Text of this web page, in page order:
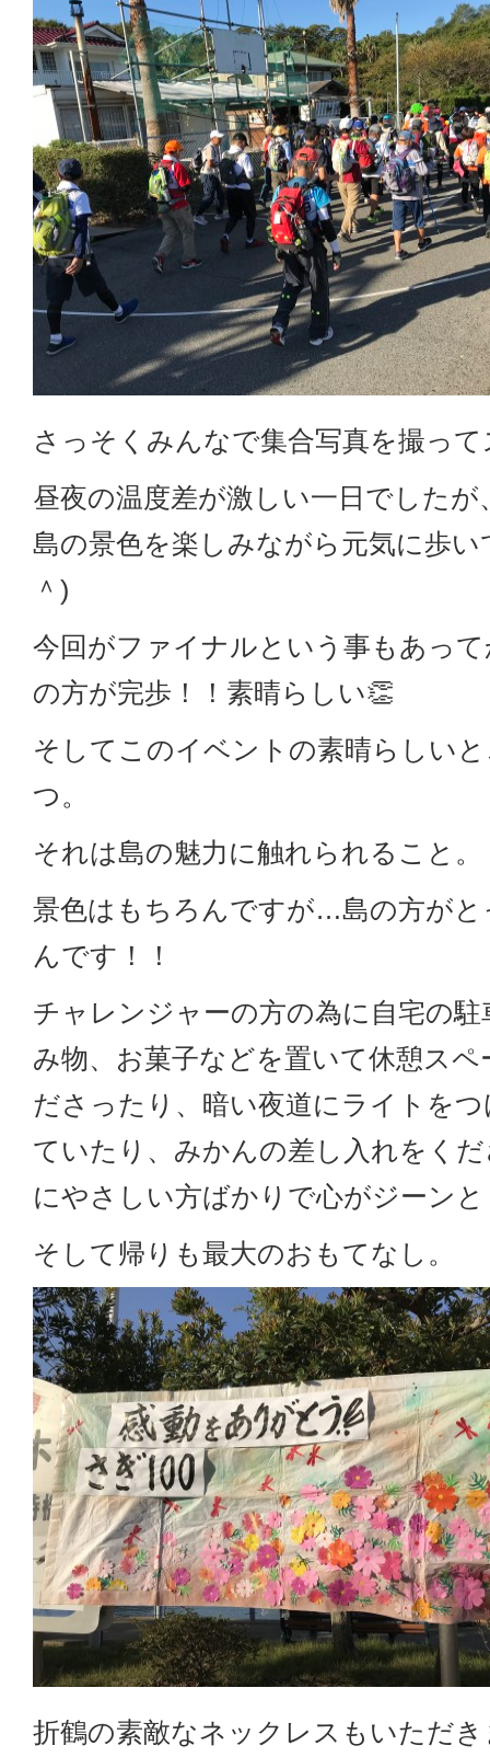
さっそくみんなで集合写真を撮っ
昼夜の温度差が激しい一日でした
島の景色を楽しみながら元気に歩
＾)
今回がファイナルという事もあっ
の方が完歩！！素晴らしい👏
そしてこのイベントの素晴らしい
つ。
それは島の魅力に触れられること。
景色はもちろんですが…島の方がと
んです！！
チャレンジャーの方の為に自宅の駐
み物、お菓子などを置いて休憩ス
ださったり、暗い夜道にライトを
ていたり、みかんの差し入れをく
にやさしい方ばかりで心がジーン
そして帰りも最大のおもてなし。
折鶴の素敵なネックレスもいただ